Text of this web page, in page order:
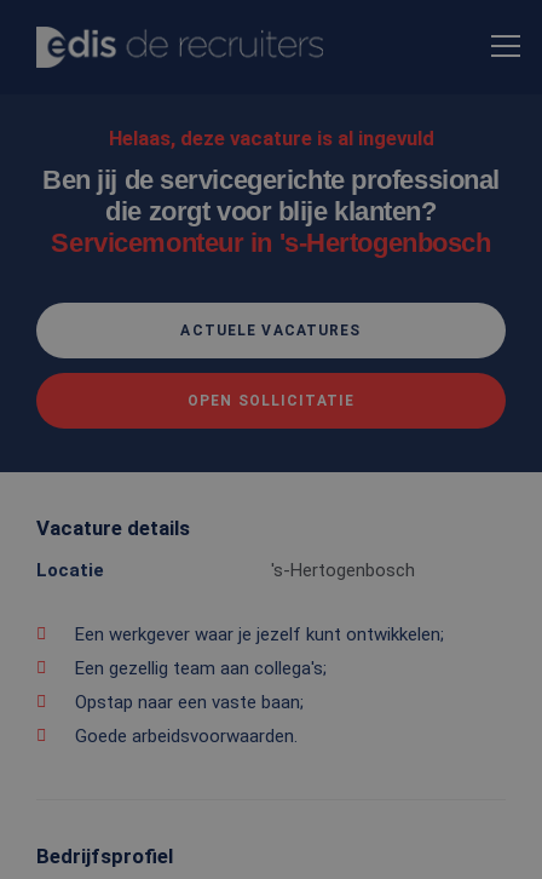
Helaas, deze vacature is al ingevuld
Ben jij de servicegerichte professional
die zorgt voor blije klanten?
Servicemonteur in 's-Hertogenbosch
ACTUELE VACATURES
OPEN SOLLICITATIE
Vacature details
Locatie 's-Hertogenbosch
Een werkgever waar je jezelf kunt ontwikkelen;
Een gezellig team aan collega's;
Opstap naar een vaste baan;
Goede arbeidsvoorwaarden.
Bedrijfsprofiel